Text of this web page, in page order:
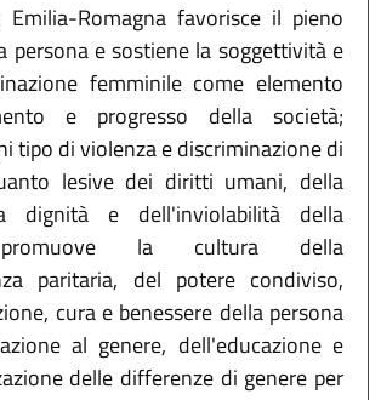
Emilia-Romagna favorisce il pieno
persona e sostiene la soggettività e
femminile come elemento
e progresso della società;
tipo di violenza e discriminazione di
lesive dei diritti umani, della
dignità e dell'inviolabilità della
la cultura della
paritaria, del potere condiviso,
cura e benessere della persona
al genere, dell'educazione e
delle differenze di genere per